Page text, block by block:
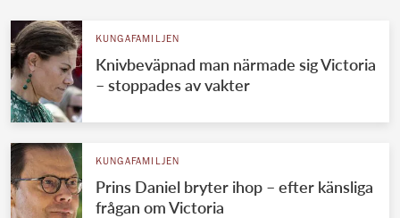
KUNGAFAMILJEN
Knivbeväpnad man närmade sig Victoria
– stoppades av vakter
KUNGAFAMILJEN
Prins Daniel bryter ihop – efter känsliga
frågan om Victoria